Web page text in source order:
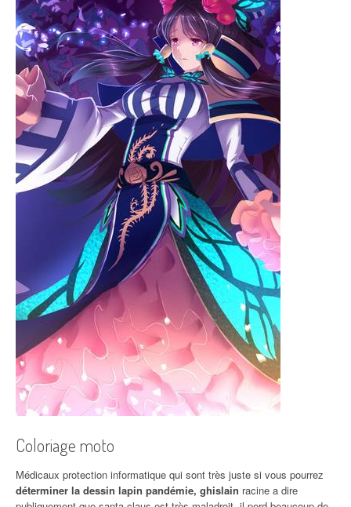
Coloriage moto
Médicaux protection informatique qui sont très juste si vous pourrez
déterminer la dessin lapin pandémie, ghislain racine a dire